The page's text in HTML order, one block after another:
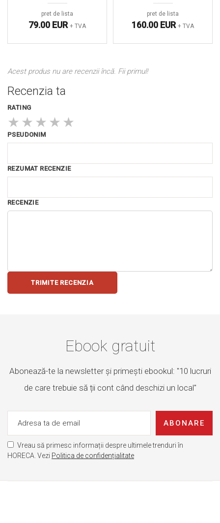
pret de lista
79.00 EUR + TVA
pret de lista
160.00 EUR + TVA
Acest produs nu are recenzii încă. Fii primul!
Recenzia ta
RATING
★ ★ ★ ★ ★
PSEUDONIM
REZUMAT RECENZIE
RECENZIE
TRIMITE RECENZIA
Ebook gratuit
Abonează-te la newsletter și primești ebookul: "10 lucruri
de care trebuie să ții cont când deschizi un local"
ABONARE
Vreau să primesc informații despre ultimele trenduri în
HORECA. Vezi Politica de confidențialitate